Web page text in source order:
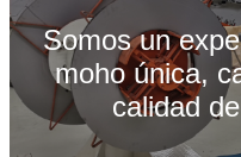
Somos un
moho única,
calidad